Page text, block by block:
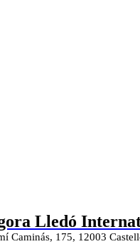
Lledó
Caminás, 175, 12003